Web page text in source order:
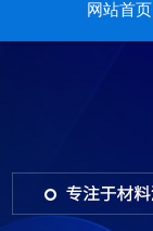
网站首页